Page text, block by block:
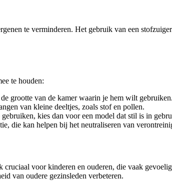
te verminderen. Het gebruik van een
te houden:
grootte van de kamer waarin je hem wilt gebruiken.
van kleine deeltjes, zoals stof en pollen.
kies dan voor een model dat stil is in
die kan helpen bij het neutraliseren van
voor kinderen en ouderen, die vaak
van oudere gezinsleden verbeteren.